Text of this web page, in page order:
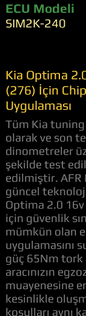
ECU Modeli
SIM2K-240
Kia Optima
(276) İçin
Uygulaması
Tüm Kia tuning
olarak ve son
dinometreler
şekilde test
edilmiştir. AFR
güncel
Optima 2.0
için güvenlik
mümkün olan
uygulamasını
güç 65Nm tork
aracınızın
muayenesine
kesinlikle
koşulları aynı